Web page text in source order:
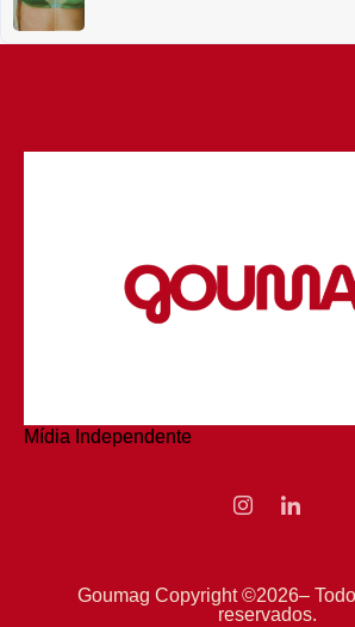
Mídia Independente
Goumag Copyright ©2026–
reservados.